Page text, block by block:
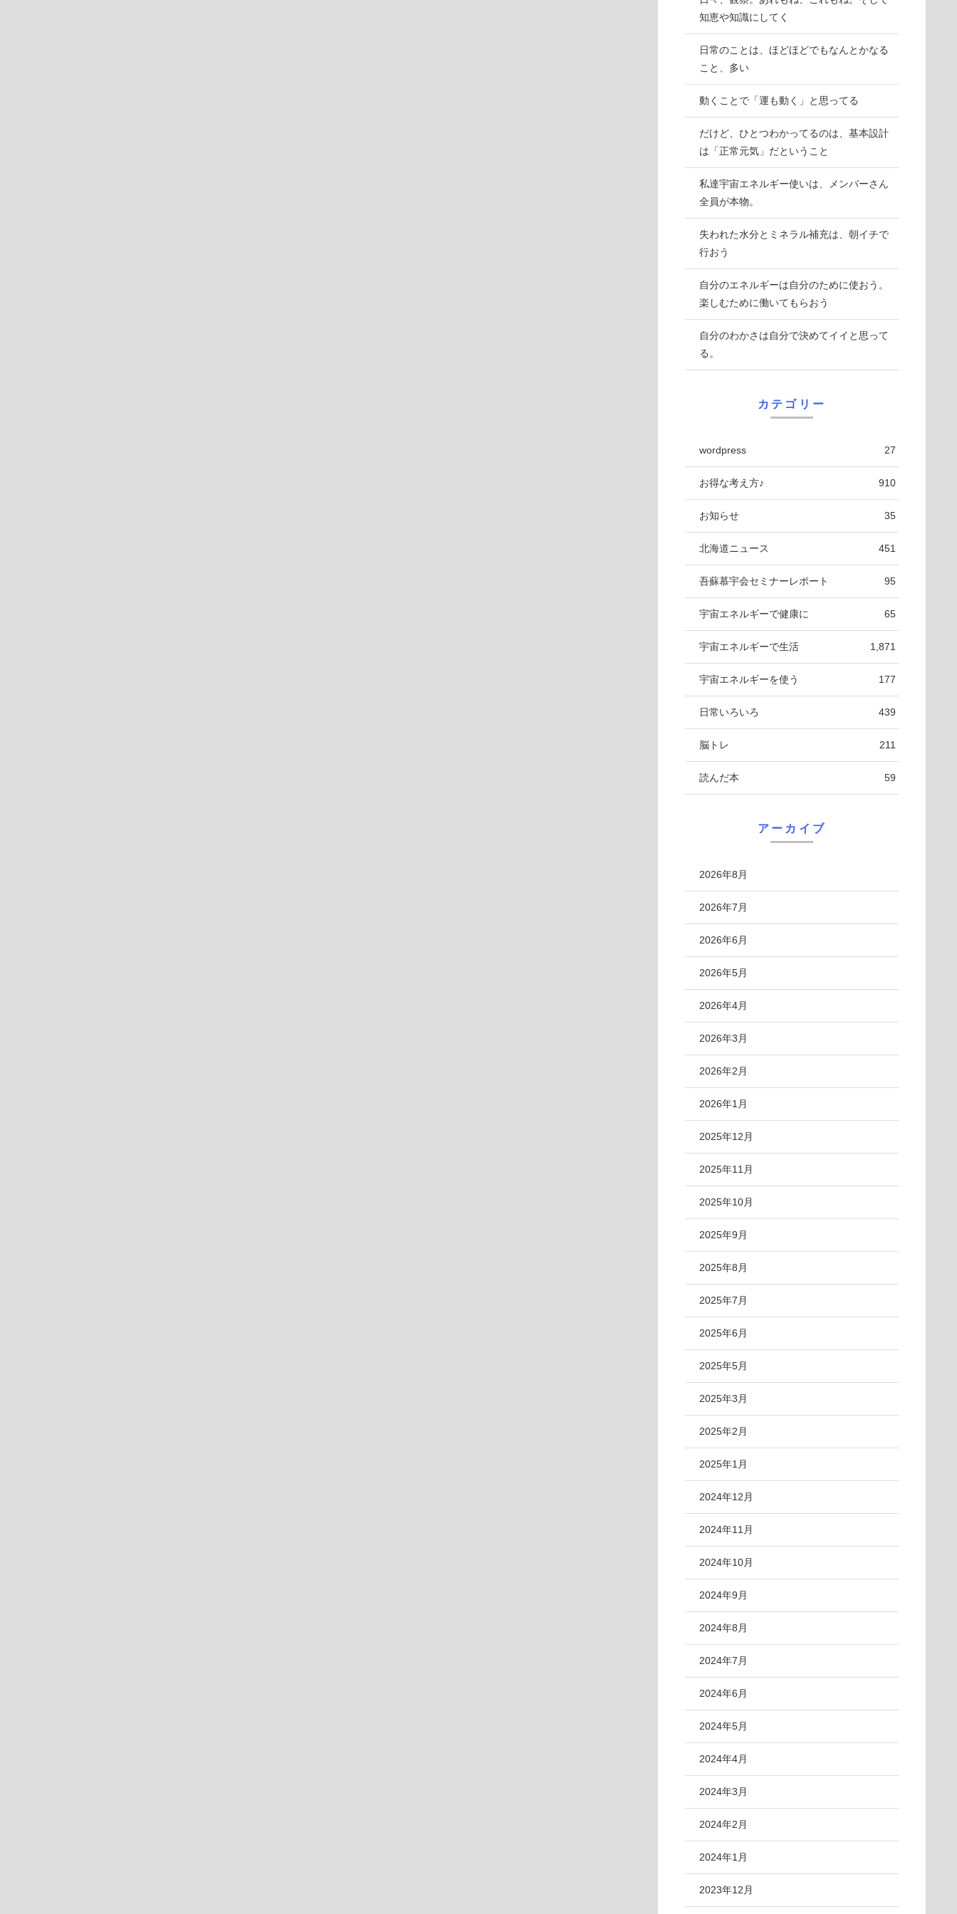
知恵や知識にしてく
日常のことは、ほどほどでもなんとかなる
こと、多い
動くことで「運も動く」と思ってる
だけど、ひとつわかってるのは、基本設計
は「正常元気」だということ
私達宇宙エネルギー使いは、メンバーさん
全員が本物。
失われた水分とミネラル補充は、朝イチで
行おう
自分のエネルギーは自分のために使おう。
楽しむために働いてもらおう
自分のわかさは自分で決めてイイと思って
る。
カテゴリー
wordpress 27
お得な考え方♪ 910
お知らせ 35
北海道ニュース 451
吾蘇慕宇会セミナーレポート 95
宇宙エネルギーで健康に 65
宇宙エネルギーで生活 1,871
宇宙エネルギーを使う 177
日常いろいろ 439
脳トレ 211
読んだ本 59
アーカイブ
2026年8月
2026年7月
2026年6月
2026年5月
2026年4月
2026年3月
2026年2月
2026年1月
2025年12月
2025年11月
2025年10月
2025年9月
2025年8月
2025年7月
2025年6月
2025年5月
2025年3月
2025年2月
2025年1月
2024年12月
2024年11月
2024年10月
2024年9月
2024年8月
2024年7月
2024年6月
2024年5月
2024年4月
2024年3月
2024年2月
2024年1月
2023年12月